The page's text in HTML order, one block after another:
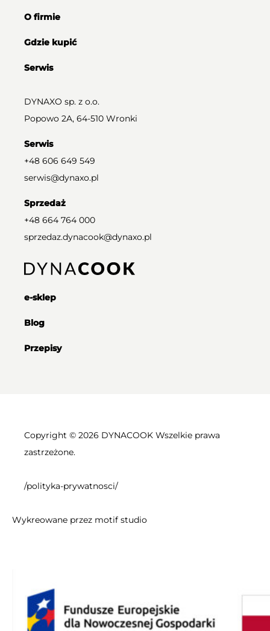
O firmie
Gdzie kupić
Serwis
DYNAXO sp. z o.o.
Popowo 2A, 64-510 Wronki
Serwis
+48 606 649 549
serwis@dynaxo.pl
Sprzedaż
+48 664 764 000
sprzedaz.dynacook@dynaxo.pl
e-sklep
Blog
Przepisy
Copyright © 2026 DYNACOOK Wszelkie prawa
zastrzeżone.
/polityka-prywatnosci/
Wykreowane przez motif studio